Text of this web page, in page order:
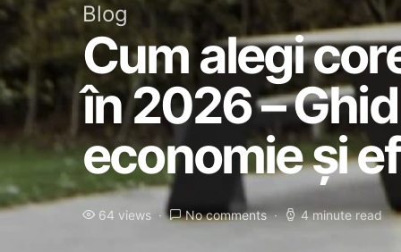
Blog
Cum alegi
în 2026 –
economie și
64 views No comments 4 minute read